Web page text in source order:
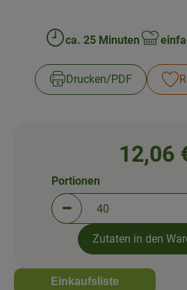
So geht’s
Über Grünland
Zubreitungszeit:
ca. 25 Minuten
Drucken​/​PDF
12,06
Portionen verringern
Portionen
Zutaten in den
Einkaufsliste